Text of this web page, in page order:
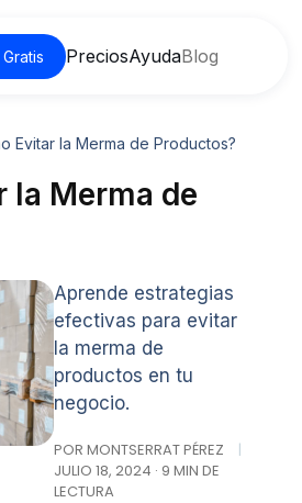
PreciosAyudaBlog
Evitar la Merma de Productos?
la Merma de
Aprende estrategias
efectivas para evitar
la merma de
productos en tu
negocio.
POR MONTSERRAT PÉREZ
|
JULIO 18, 2024 · 9 MIN DE
LECTURA